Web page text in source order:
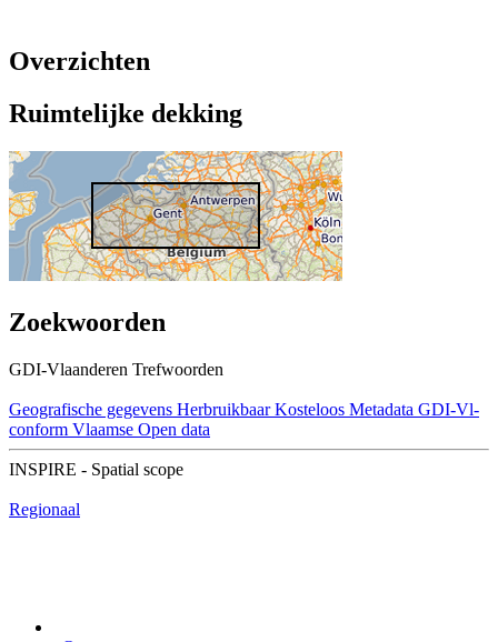
Overzichten
Ruimtelijke dekking
Zoekwoorden
GDI-Vlaanderen Trefwoorden
Geografische gegevens Herbruikbaar Kosteloos Metadata GDI-Vl-
conform Vlaamse Open data
INSPIRE - Spatial scope
Regionaal